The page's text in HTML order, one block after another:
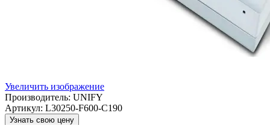
Увеличить изображение
Производитель: UNIFY
Артикул: L30250-F600-C190
Узнать свою цену